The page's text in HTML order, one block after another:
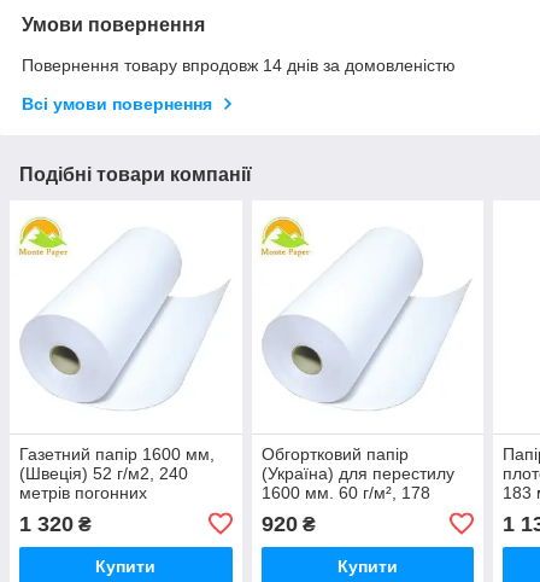
Умови повернення
Повернення товару впродовж 14 днів за домовленістю
Всі умови повернення
Подібні товари компанії
Газетний папір 1600 мм,
(Швеція) 52 г/м2, 240
метрів погонних
1 320 ₴
Купити
Обгортковий папір
(Україна) для перестилу
1600 мм. 60 г/м², 178
920₴
Купити
183
1